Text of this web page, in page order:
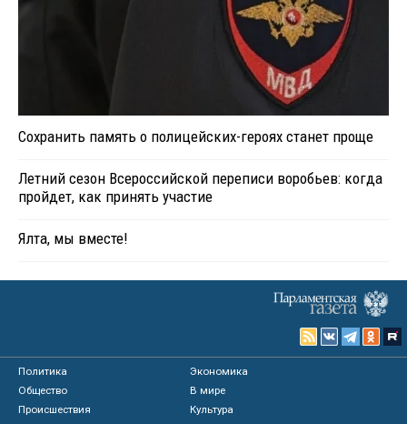
Сохранить память о полицейских-героях станет проще
Летний сезон Всероссийской переписи воробьев: когда
пройдет, как принять участие
Ялта, мы вместе!
Политика
Экономика
Общество
В мире
Происшествия
Культура